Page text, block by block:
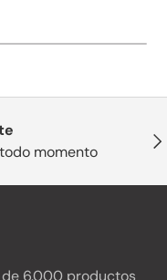
momento
de 6.000 productos